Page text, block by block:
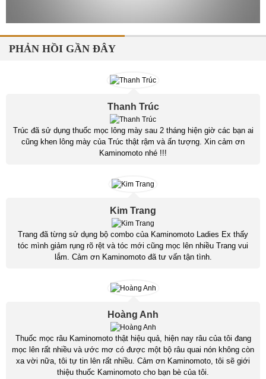
PHẢN HỒI GẦN ĐÂY
Thanh Trúc
Trúc đã sử dụng thuốc mọc lông mày sau 2 tháng hiện giờ các bạn ai
cũng khen lông mày của Trúc thật rậm và ấn tượng. Xin cảm ơn
Kaminomoto nhé !!!
Kim Trang
Trang đã từng sử dụng bộ combo của Kaminomoto Ladies Ex thấy
tóc mình giảm rụng rõ rệt và tóc mới cũng mọc lên nhiều Trang vui
lắm. Cảm ơn Kaminomoto đã tư vấn tận tình.
Hoàng Anh
Thuốc mọc râu Kaminomoto thật hiệu quả, hiện nay râu của tôi đang
mọc lên rất nhiều và ước mơ có được một bộ râu quai nón không còn
xa vời nữa, tôi tự tin lên rất nhiều. Cảm ơn Kaminomoto, tôi sẽ giới
thiệu thuốc Kaminomoto cho bạn bè của tôi.